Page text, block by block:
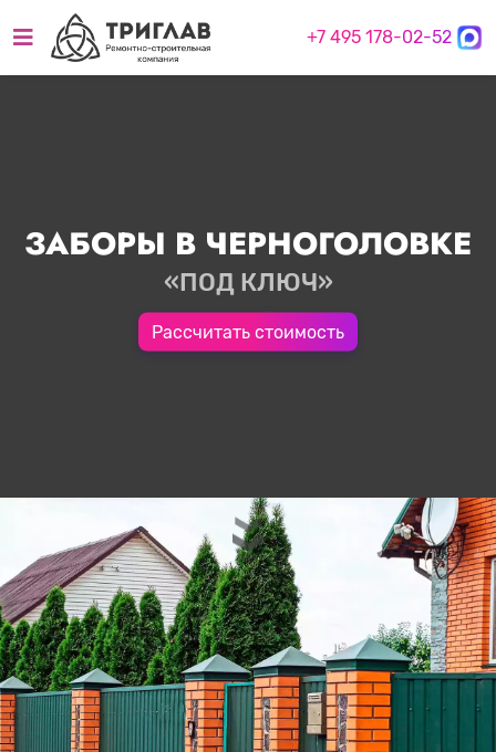
+7 495 178-02-52
ЗАБОРЫ В ЧЕРНОГОЛОВКЕ
«ПОД КЛЮЧ»
Рассчитать стоимость